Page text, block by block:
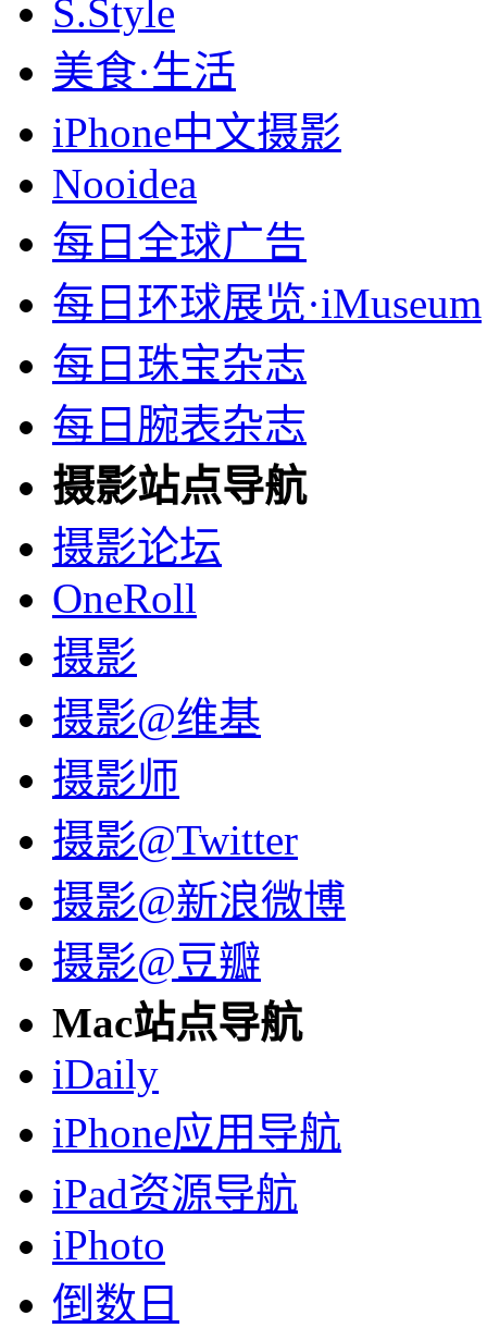
S.Style
美食·生活
iPhone中文摄影
Nooidea
每日全球广告
每日环球展览·iMuseum
每日珠宝杂志
每日腕表杂志
摄影站点导航
摄影论坛
OneRoll
摄影
摄影@维基
摄影师
摄影@Twitter
摄影@新浪微博
摄影@豆瓣
Mac站点导航
iDaily
iPhone应用导航
iPad资源导航
iPhoto
倒数日